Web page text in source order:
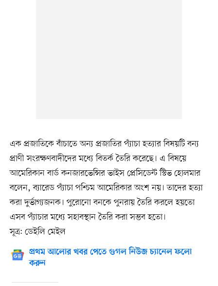
এক প্রজাতিকে বাঁচাতে অন্য প্রজাতির প্যাঁচা হত্যার বিষয়টি বন্য
প্রাণী সংরক্ষণবাদীদের মধ্যে বিতর্ক তৈরি করেছে। এ বিষয়ে
আমেরিকান বার্ড কনজারভেন্সির ভাইস প্রেসিডেন্ট স্টিভ হোলমার
বলেন, ব্যারেড প্যাঁচা পশ্চিম আমেরিকার অংশ নয়। তাদের হত্যা
করা দুর্ভাগ্যজনক। পুরোনো বনকে পুনরায় তৈরি করলে হয়তো
এসব প্যাঁচার মধ্যে সহাবস্থান তৈরি করা সম্ভব হতো।
সূত্র: ডেইলি মেইল
প্রথম আলোর খবর পেতে গুগল নিউজ চ্যানেল ফলো
করুন